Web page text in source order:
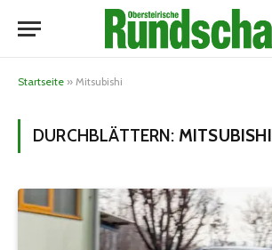
Startseite » Mitsubishi
DURCHBLÄTTERN: MITSUBISHI